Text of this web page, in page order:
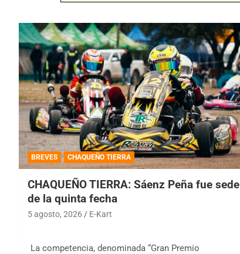
BREVES CHAQUEÑO TIERRA
CHAQUEÑO TIERRA: Sáenz Peña fue sede
de la quinta fecha
5 agosto, 2026 E-Kart
La competencia, denominada “Gran Premio